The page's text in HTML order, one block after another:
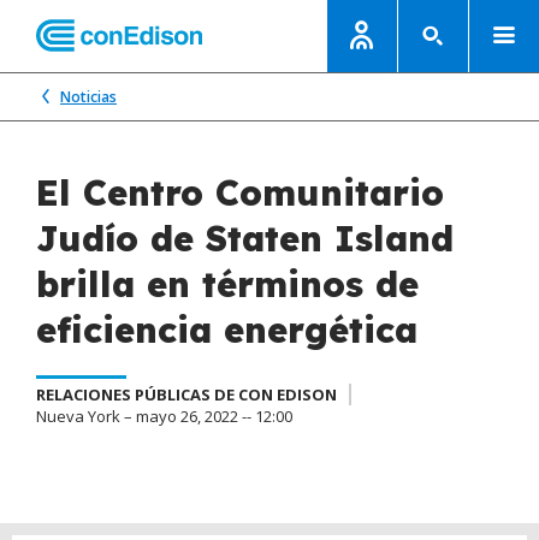
Noticias
El Centro Comunitario
Judío de Staten Island
brilla en términos de
eficiencia energética
RELACIONES PÚBLICAS DE CON EDISON
Nueva York – mayo 26, 2022 -- 12:00